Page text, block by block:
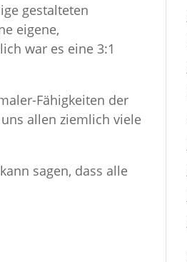
gestalteten
eigene,
war es eine 3:1
Fähigkeiten der
allen ziemlich viele
sagen, dass alle